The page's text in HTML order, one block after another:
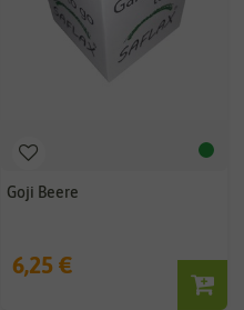
Goji Beere
6,25 €